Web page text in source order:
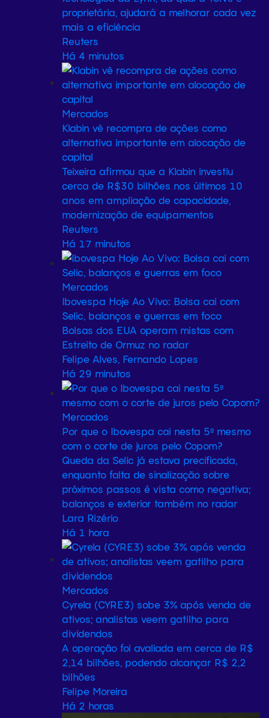
proprietária, ​ajudará a melhorar cada vez
mais a eficiência
Reuters
Há 4 minutos
Mercados
Klabin vê recompra de ações como
alternativa importante em alocação de
capital
Teixeira afirmou que a Klabin investiu
cerca de R$30 bilhões nos últimos 10 ​
anos em ampliação de capacidade,
modernização de equipamentos
Reuters
Há 17 minutos
Mercados
Ibovespa Hoje Ao Vivo: Bolsa cai com
Selic, balanços e guerras em foco
Bolsas dos EUA operam mistas com
Estreito de Ormuz no radar
Felipe Alves, Fernando Lopes
Há 29 minutos
Mercados
Por que o Ibovespa cai nesta 5ª mesmo
com o corte de juros pelo Copom?
Queda da Selic já estava precificada,
enquanto falta de sinalização sobre
próximos passos é vista como negativa;
balanços e exterior também no radar
Lara Rizério
Há 1 hora
Mercados
Cyrela (CYRE3) sobe 3% após venda de
ativos; analistas veem gatilho para
dividendos
A operação foi avaliada em cerca de R$
2,14 bilhões, podendo alcançar R$ 2,2
bilhões
Felipe Moreira
Há 2 horas